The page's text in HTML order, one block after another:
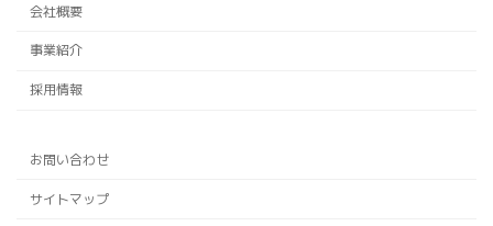
会社概要
事業紹介
採用情報
お問い合わせ
サイトマップ